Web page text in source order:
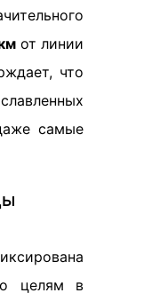
от линии
что
самые
целям в